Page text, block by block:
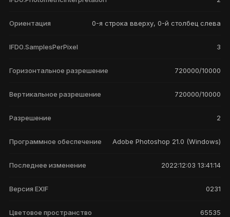
Ориентация 0-я строка вверху, 0-й столбец слева
IFD0.SamplesPerPixel 3
Горизонтальное разрешение 720000/10000
Вертикальное разрешение 720000/10000
Разрешение 2
Программное обеспечение Adobe Photoshop 21.0 (Windows)
Последнее изменение 2022:12:03 13:41:14
Версия EXIF 0231
Цветовое пространство 65535